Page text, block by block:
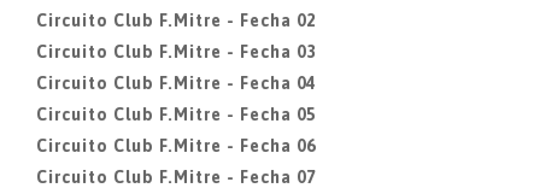
Circuito Club F.Mitre - Fecha 02
Circuito Club F.Mitre - Fecha 03
Circuito Club F.Mitre - Fecha 04
Circuito Club F.Mitre - Fecha 05
Circuito Club F.Mitre - Fecha 06
Circuito Club F.Mitre - Fecha 07